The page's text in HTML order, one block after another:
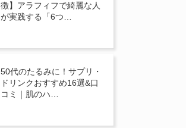
徴】アラフィフで綺麗な人
が実践する「6つ…
50代のたるみに！サプリ・
ドリンクおすすめ16選&口
コミ｜肌のハ…